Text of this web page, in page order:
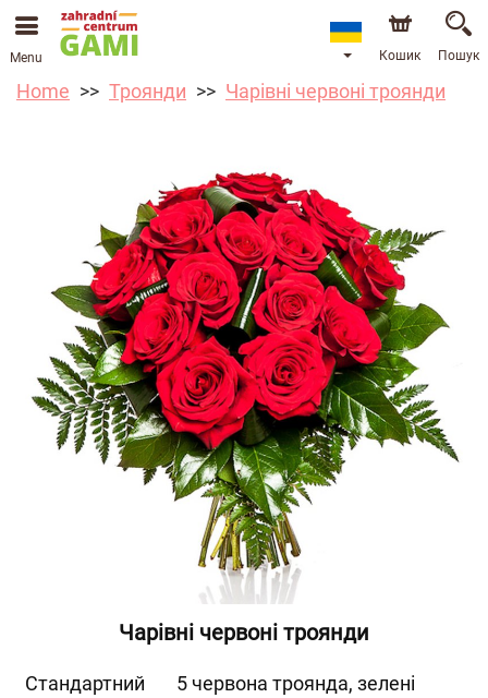
Menu Кошик Пошук
Home Троянди Чарівні червоні троянди
Чарівні червоні троянди
Cтандартний
5 червона троянда, зелені